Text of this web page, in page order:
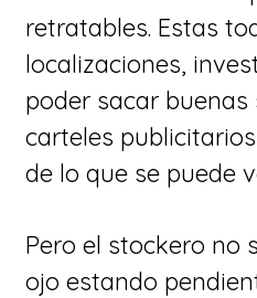
retratables. Estas
localizaciones,
poder sacar
carteles
de lo que se puede
​Pero el stockero no
ojo estando